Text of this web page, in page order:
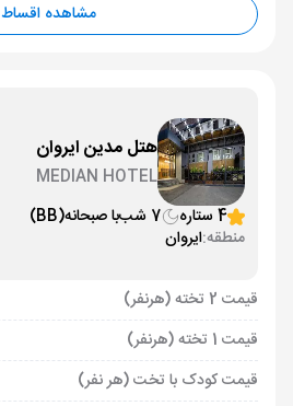
مشاهده اقساط
هتل مدین ایروان
MEDIAN HOTEL
4 ستاره
7 شب با صبحانه(BB)
منطقه:ایروان
قیمت 2 تخته (هرنفر)
قیمت 1 تخته (هرنفر)
قیمت کودک با تخت (هر نفر)